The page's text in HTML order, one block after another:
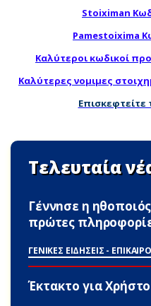
Stoiximan
Pamestoixima
Καλύτεροι κωδικοί
Καλύτερες νομιμες
Επισκεφτείτε
Τελευταία
Γέννnσε η
πρώτες
ΓΕΝΙΚΕΣ ΕΙΔΗΣΕΙΣ -
Έκτακτο για